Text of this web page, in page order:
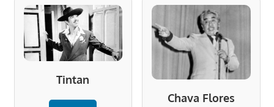
Tintan
Chava Flores